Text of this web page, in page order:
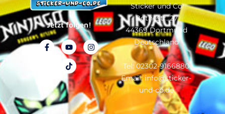
Jetzt folgen!
F
a
k
-
f
Y
o
u
t
u
b
e
I
n
s
t
a
g
r
a
m
T
i
k
t
o
k
Sticker und Co
Bothestr. 27
44369 Dortmund
Deutschland
Tel: 02302-9166880
Email: info@sticker-
und-co.de